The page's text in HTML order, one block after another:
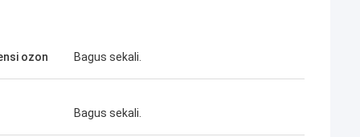
ozon Bagus sekali.
Bagus sekali.